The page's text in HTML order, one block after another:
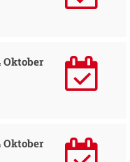
Oktober
Oktober